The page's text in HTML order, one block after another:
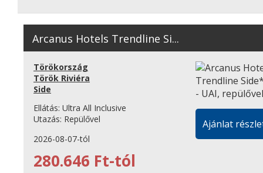
Arcanus Hotels Trendline Si...
Törökország
Török Riviéra
Side
Ellátás: Ultra All Inclusive
Utazás: Repülővel
2026-08-07-tól
280.646 Ft-tól
Ajánlat